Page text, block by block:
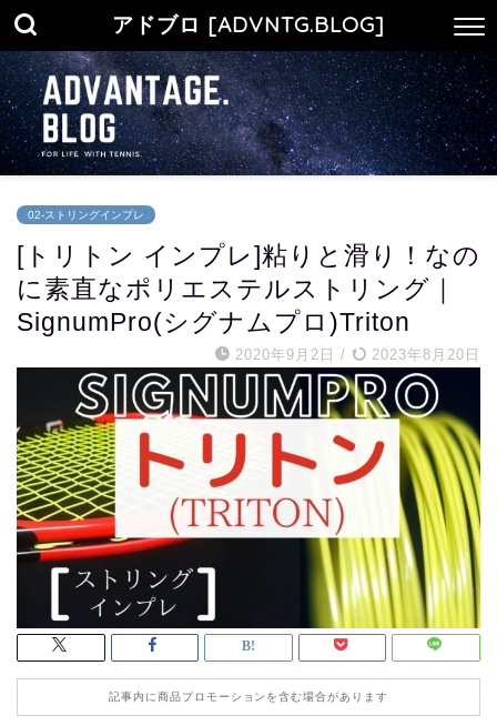
アドブロ [ADVNTG.BLOG]
02-ストリングインプレ
[トリトン インプレ]粘りと滑り！なの
に素直なポリエステルストリング｜
SignumPro(シグナムプロ)Triton
2020年9月2日 / 2023年8月20日
記事内に商品プロモーションを含む場合があります